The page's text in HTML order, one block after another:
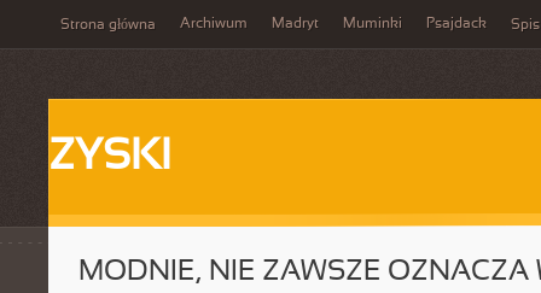
Strona główna Archiwum Madryt Muminki Psajdack Spis
ZYSKI
MODNIE, NIE ZAWSZE OZNACZA